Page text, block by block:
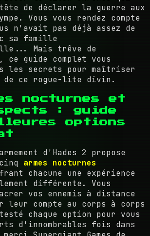
de déclarer la guerre aux
Vous vous rendez compte
n'avait pas déjà assez de
sa famille
Mais trêve de
guide complet vous
les secrets pour maîtriser
de ce rogue-lite divin.
nocturnes et
: guide
options
d'Hades 2 propose
armes nocturnes
chacune une expérience
différente. Vous
vos ennemis à distance
leur compte au corps à corps
chaque option pour vous
d'innombrables fois dans